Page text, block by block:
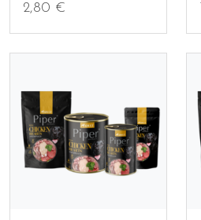
2,80 €